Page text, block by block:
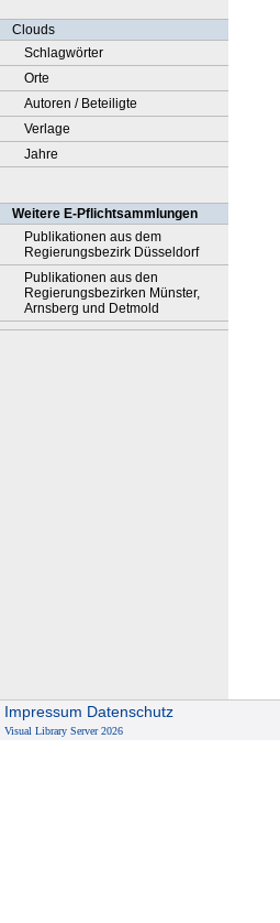
Clouds
Schlagwörter
Orte
Autoren / Beteiligte
Verlage
Jahre
Weitere E-Pflichtsammlungen
Publikationen aus dem
Regierungsbezirk Düsseldorf
Publikationen aus den
Regierungsbezirken Münster,
Arnsberg und Detmold
Impressum Datenschutz
Visual Library Server 2026